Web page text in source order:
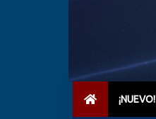
¡NUEVO!